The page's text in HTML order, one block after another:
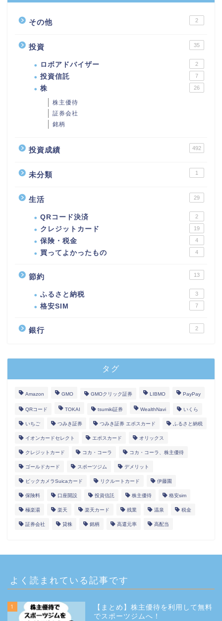
その他 2
投資 35
ロボアドバイザー 2
投資信託 7
株 26
株主優待
証券会社
銘柄
投資成績 492
未分類 1
生活 29
QRコード決済 2
クレジットカード 19
保険・税金 4
買ってよかったもの 4
節約 13
ふるさと納税 3
格安SIM 7
銀行 2
タグ
Amazon GMO GMOクリック証券 LIBMO PayPay
QRコード TOKAI tsumiki証券 WealthNavi いくら
いちご つみき証券 つみき証券 エポスカード ふるさと納税
イオンカードセレクト エポスカード オリックス
クレジットカード コカ・コーラ コカ・コーラ、株主優待
ゴールドカード スポーツジム デメリット
ビックカメラSuicaカード リクルートカード 伊藤園
保険料 口座開設 投資信託 株主優待 格安sim
極楽湯 楽天 楽天カード 残業 温泉 税金
証券会社 貸株 銘柄 高還元率 高配当
よく読まれている記事です
1
【まとめ】株主優待を利用して無料
でスポーツジムへ！